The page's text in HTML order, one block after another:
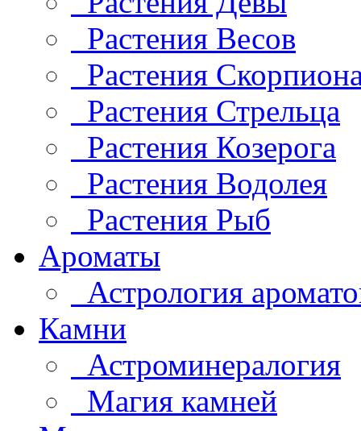
Растения Весов
Растения
Растения Стрельца
Растения Козерога
Растения Водолея
Растения Рыб
Ароматы
Астрология
Камни
Астроминералогия
Магия камней